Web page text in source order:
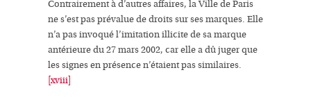
Contrairement à d’autres affaires, la Ville de Paris
ne s’est pas prévalue de droits sur ses marques. Elle
n’a pas invoqué l’imitation illicite de sa marque
antérieure du 27 mars 2002, car elle a dû juger que
les signes en présence n’étaient pas similaires.
[xviii]